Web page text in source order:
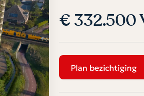
€ 332.500
Plan bezichtiging